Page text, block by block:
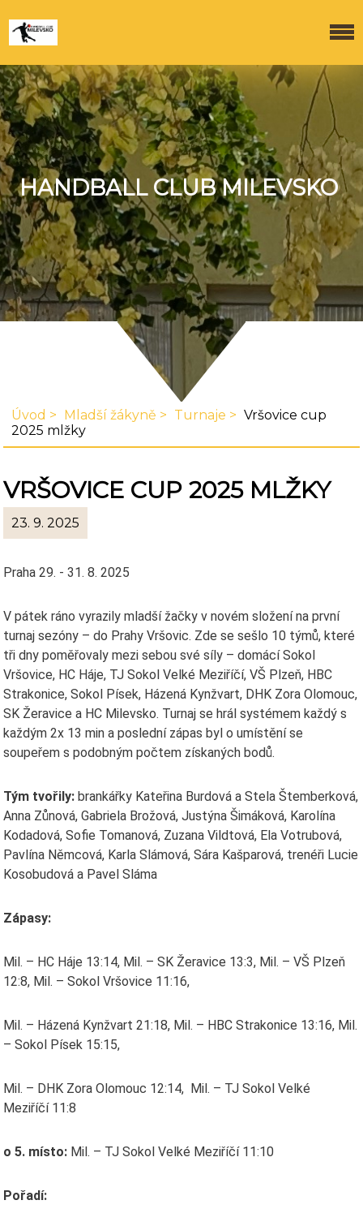
HANDBALL CLUB MILEVSKO
Úvod Mladší žákyně Turnaje
Vršovice cup
2025 mlžky
VRŠOVICE CUP 2025 MLŽKY
23. 9. 2025
Praha 29. - 31. 8. 2025
V pátek ráno vyrazily mladší žačky v novém složení na první
turnaj sezóny – do Prahy Vršovic. Zde se sešlo 10 týmů, které
tři dny poměřovaly mezi sebou své síly – domácí Sokol
Vršovice, HC Háje, TJ Sokol Velké Meziříčí, VŠ Plzeň, HBC
Strakonice, Sokol Písek, Házená Kynžvart, DHK Zora Olomouc,
SK Žeravice a HC Milevsko. Turnaj se hrál systémem každý s
každým 2x 13 min a poslední zápas byl o umístění se
soupeřem s podobným počtem získaných bodů.
Tým tvořily:brankářky Kateřina Burdová a Stela Štemberková,
Anna Zůnová, Gabriela Brožová, Justýna Šimáková, Karolína
Kodadová, Sofie Tomanová, Zuzana Vildtová, Ela Votrubová,
Pavlína Němcová, Karla Slámová, Sára Kašparová, trenéři Lucie
Kosobudová a Pavel Sláma
Zápasy:
Mil. – HC Háje 13:14, Mil. – SK Žeravice 13:3, Mil. – VŠ Plzeň
12:8, Mil. – Sokol Vršovice 11:16,
Mil. – Házená Kynžvart 21:18, Mil. – HBC Strakonice 13:16, Mil.
– Sokol Písek 15:15,
Mil. – DHK Zora Olomouc 12:14, Mil. – TJ Sokol Velké
Meziříčí 11:8
o 5. místo: Mil. – TJ Sokol Velké Meziříčí 11:10
Pořadí: